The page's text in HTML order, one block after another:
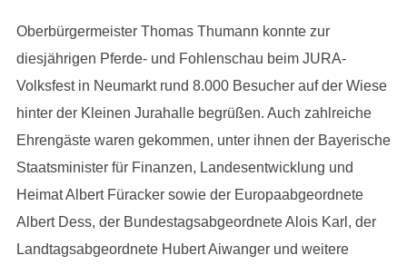
Oberbürgermeister Thomas Thumann konnte zur
diesjährigen Pferde- und Fohlenschau beim JURA-
Volksfest in Neumarkt rund 8.000 Besucher auf der Wiese
hinter der Kleinen Jurahalle begrüßen. Auch zahlreiche
Ehrengäste waren gekommen, unter ihnen der Bayerische
Staatsminister für Finanzen, Landesentwicklung und
Heimat Albert Füracker sowie der Europaabgeordnete
Albert Dess, der Bundestagsabgeordnete Alois Karl, der
Landtagsabgeordnete Hubert Aiwanger und weitere